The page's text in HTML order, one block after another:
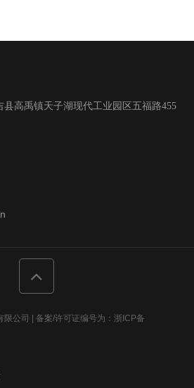
高禹镇天子湖现代工业园区五福路455
公司 | 备案/许可证编号为： 浙ICP备